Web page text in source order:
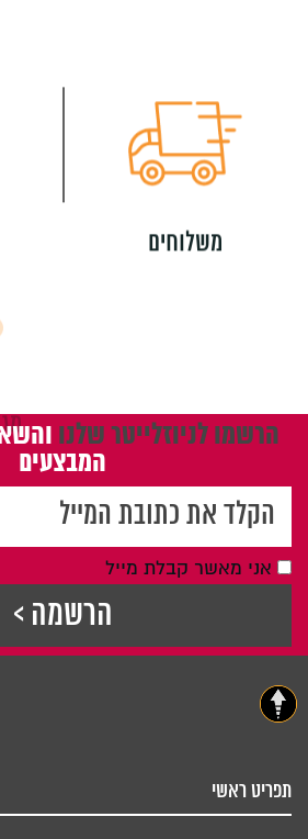
משלוחים
הרשמו לניוזלייטר שלנו
המבצעים
אני מאשר קבלת מייל
תפריט ראשי